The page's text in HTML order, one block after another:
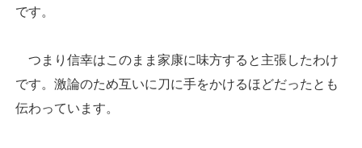
です。
つまり信幸はこのまま家康に味方すると主張したわけ
です。激論のため互いに刀に手をかけるほどだったとも
伝わっています。